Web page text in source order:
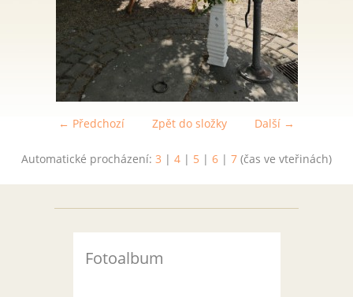
← Předchozí Další →
Zpět do složky
Automatické procházení: 3 | 4 | 5 | 6 | 7 (čas ve vteřinách)
Fotoalbum